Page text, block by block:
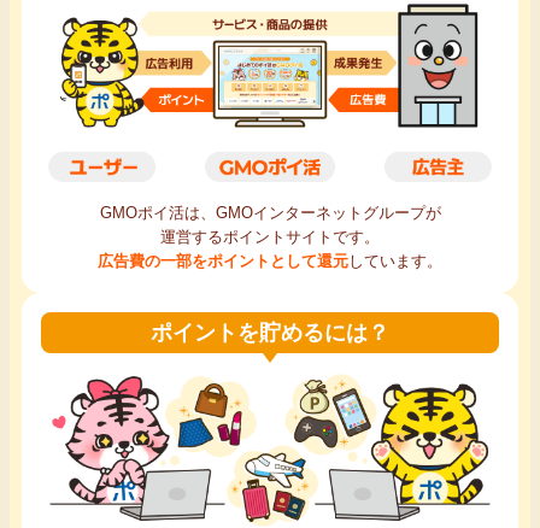
毎日ゲット
特集一覧
GMOポイ活の使い方
GMOポイ活は、GMOインターネットグループが
運営するポイントサイトです。
広告費の一部をポイントとして還元しています。
ポイントを貯めるには？